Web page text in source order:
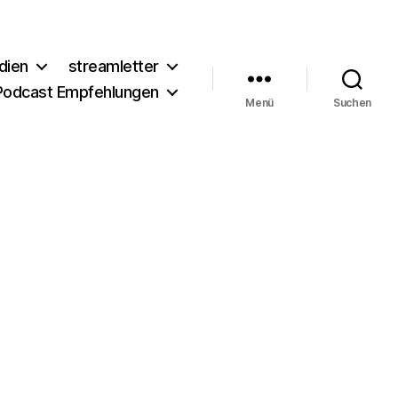
streamletter
Empfehlungen
Menü Suchen